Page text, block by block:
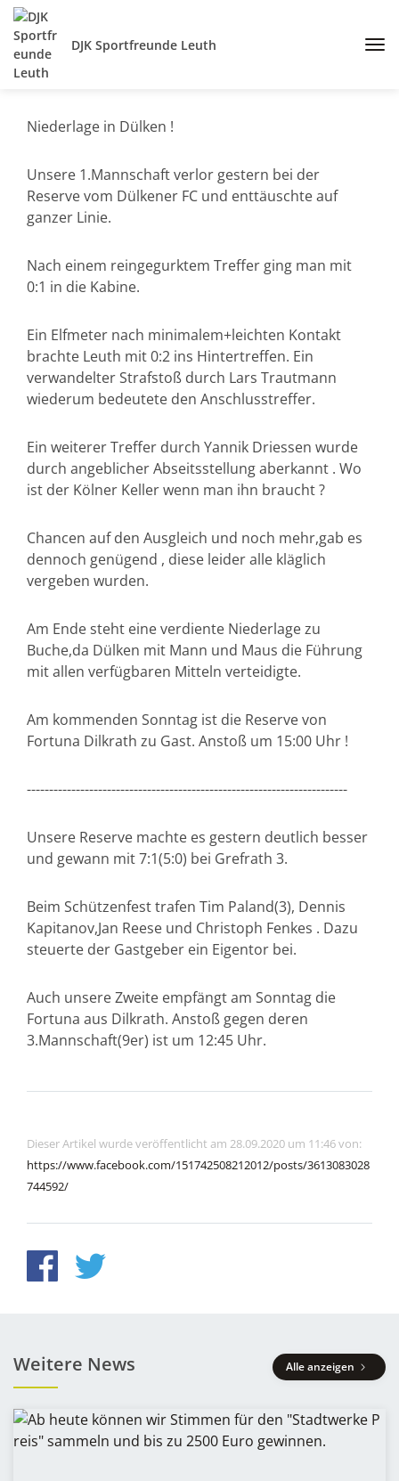
DJK Sportfreunde Leuth
Niederlage in Dülken !
Unsere 1.Mannschaft verlor gestern bei der
Reserve vom Dülkener FC und enttäuschte auf
ganzer Linie.
Nach einem reingegurktem Treffer ging man mit
0:1 in die Kabine.
Ein Elfmeter nach minimalem+leichten Kontakt
brachte Leuth mit 0:2 ins Hintertreffen. Ein
verwandelter Strafstoß durch Lars Trautmann
wiederum bedeutete den Anschlusstreffer.
Ein weiterer Treffer durch Yannik Driessen wurde
durch angeblicher Abseitsstellung aberkannt . Wo
ist der Kölner Keller wenn man ihn braucht ?
Chancen auf den Ausgleich und noch mehr,gab es
dennoch genügend , diese leider alle kläglich
vergeben wurden.
Am Ende steht eine verdiente Niederlage zu
Buche,da Dülken mit Mann und Maus die Führung
mit allen verfügbaren Mitteln verteidigte.
Am kommenden Sonntag ist die Reserve von
Fortuna Dilkrath zu Gast. Anstoß um 15:00 Uhr !
------------------------------------------------------------------------
Unsere Reserve machte es gestern deutlich besser
und gewann mit 7:1(5:0) bei Grefrath 3.
Beim Schützenfest trafen Tim Paland(3), Dennis
Kapitanov,Jan Reese und Christoph Fenkes . Dazu
steuerte der Gastgeber ein Eigentor bei.
Auch unsere Zweite empfängt am Sonntag die
Fortuna aus Dilkrath. Anstoß gegen deren
3.Mannschaft(9er) ist um 12:45 Uhr.
Dieser Artikel wurde veröffentlicht am 28.09.2020 um 11:46 von:
https://www.facebook.com/151742508212012/posts/3613083028
744592/
Weitere News Alle anzeigen